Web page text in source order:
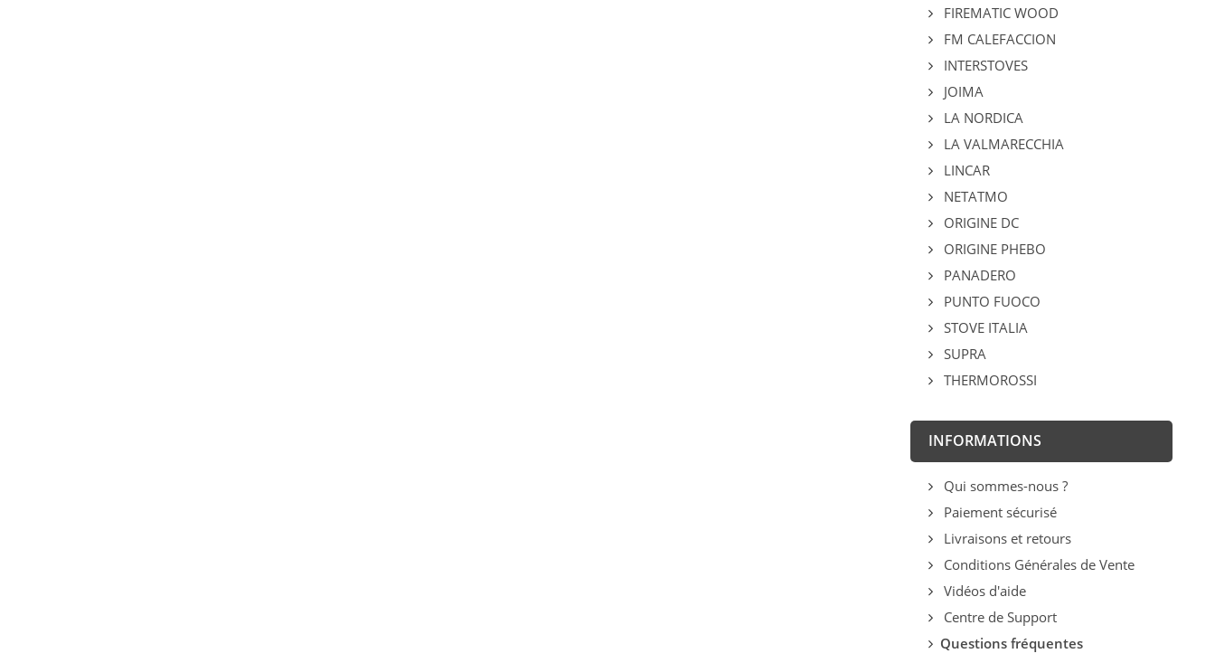
FIREMATIC WOOD
FM CALEFACCION
INTERSTOVES
JOIMA
LA NORDICA
LA VALMARECCHIA
LINCAR
NETATMO
ORIGINE DC
ORIGINE PHEBO
PANADERO
PUNTO FUOCO
STOVE ITALIA
SUPRA
THERMOROSSI
INFORMATIONS
Qui sommes-nous ?
Paiement sécurisé
Livraisons et retours
Conditions Générales de Vente
Vidéos d'aide
Centre de Support
Questions fréquentes